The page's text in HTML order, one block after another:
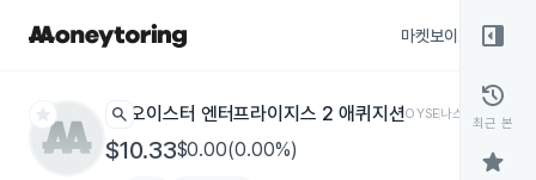
마켓보이스
star search 오이스터 엔터프라이지스 2 애퀴지션OYSE나스닥
$10.33$0.00(0.00%)
right_panel_open
history
최근 본
star